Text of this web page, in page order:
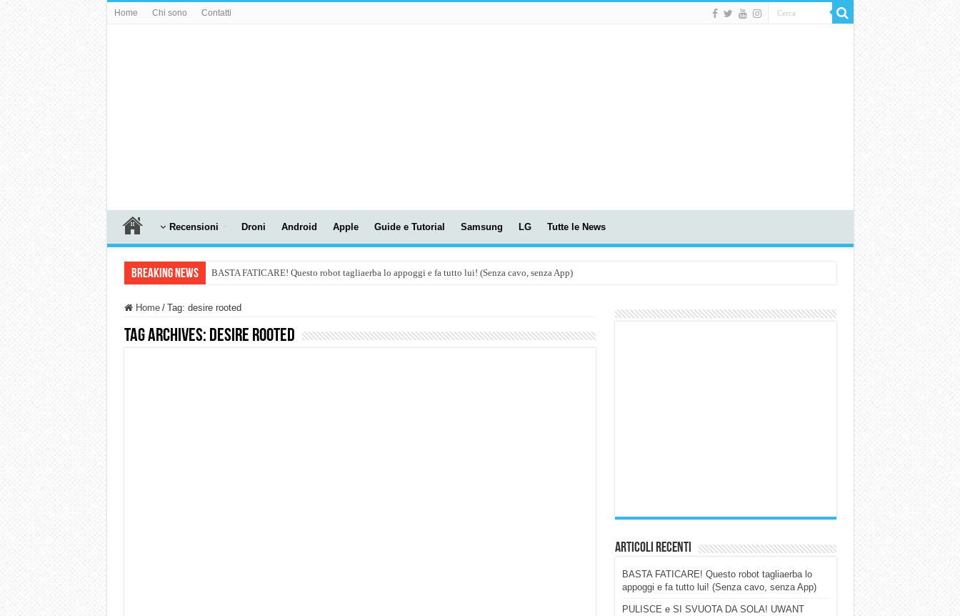
Home Chi sono Contatti
Recensioni Droni Android Apple Guide e Tutorial Samsung LG Tutte le News
Breaking News BASTA FATICARE! Questo robot tagliaerba lo appoggi e fa tutto lui! (Senza cavo, senza App)
Dashcam 70mai A810 Lite: Piccola, 4K e molto efficace. Ecco come va in strada
Home / Tag: desire rooted
Tag Archives: desire rooted
Articoli Recenti
BASTA FATICARE! Questo robot tagliaerba lo
appoggi e fa tutto lui! (Senza cavo, senza App)
PULISCE e SI SVUOTA DA SOLA! UWANT